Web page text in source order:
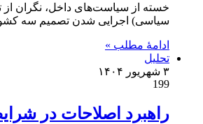
خسته از سیاست‌های داخل، نگران از
سیاسی) اجرایی شدن تصمیم سه
ادامۀ مطلب »
تحلیل
۳ شهریور ۱۴۰۴
199
راهبرد اصلاحات در